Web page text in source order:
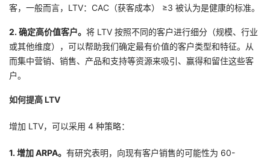
的
程
我
认
证
的
实
验
我
的
收
的
技
术
支
持
我
的
云
声
建
议
客，一般而言，LTV：CAC（获客成本） ≥3 被认为是健康的标准。
2. 确定高价值客户。 将 LTV 按照不同的客户进行细分（规模、行业
或其他维度），可以帮助我们确定最有价值的客户类型和特征。从
而集中营销、销售、产品和支持等资源来吸引、赢得和留住这些客
户。
如何提高 LTV
增加 LTV，可以采用 4 种策略：
1. 增加 ARPA。 有研究表明，向现有客户销售的可能性为 60-